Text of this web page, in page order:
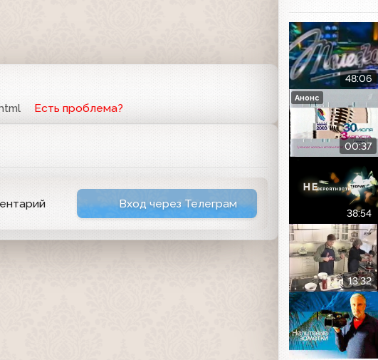
Есть проблема?
Вход через Телеграм
48:06
00:37
Анонс
38:54
13:32